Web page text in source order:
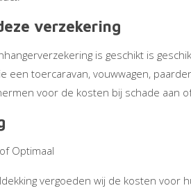
verzekering
is geschikt is
een toercaravan, vouwwagen,
voor de kosten bij schade aan
Optimaal
vergoeden wij de kosten voor